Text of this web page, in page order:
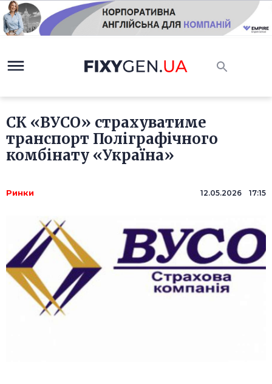
СК «ВУСО» страхуватиме
транспорт Поліграфічного
комбінату «Україна»
Ринки 12.05.2026 17:15